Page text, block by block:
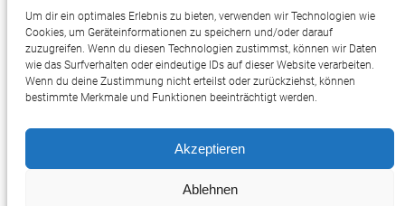
Um dir ein optimales Erlebnis zu bieten, verwenden wir Technologien wie
Cookies, um Geräteinformationen zu speichern und/oder darauf
zuzugreifen. Wenn du diesen Technologien zustimmst, können wir Daten
wie das Surfverhalten oder eindeutige IDs auf dieser Website verarbeiten.
Wenn du deine Zustimmung nicht erteilst oder zurückziehst, können
bestimmte Merkmale und Funktionen beeinträchtigt werden.
Akzeptieren
Ablehnen
SOCIAL MEDIA
Twitter Facebook Instagram